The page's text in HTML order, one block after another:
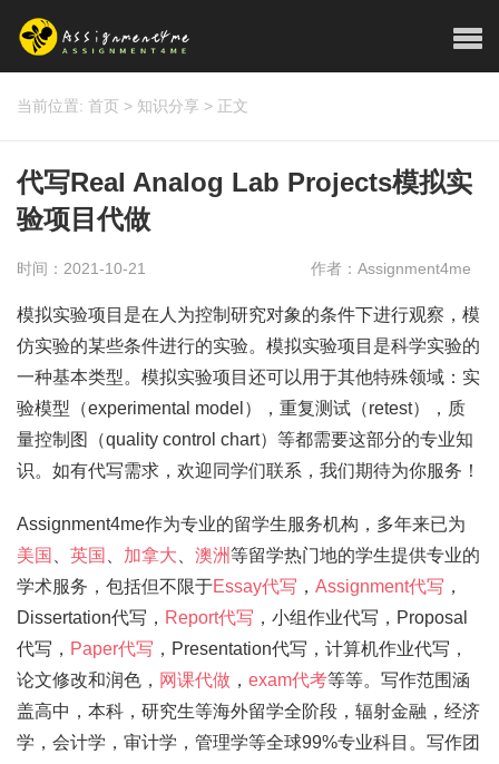
当前位置: 首页 > 知识分享 > 正文
代写Real Analog Lab Projects模拟实
验项目代做
时间：2021-10-21 作者：Assignment4me
模拟实验项目是在人为控制研究对象的条件下进行观察，模
仿实验的某些条件进行的实验。模拟实验项目是科学实验的
一种基本类型。模拟实验项目还可以用于其他特殊领域：实
验模型（experimental model），重复测试（retest），质
量控制图（quality control chart）等都需要这部分的专业知
识。如有代写需求，欢迎同学们联系，我们期待为你服务！
Assignment4me作为专业的留学生服务机构，多年来已为
美国
英国 加拿大 澳洲等留学热门地的学生提供专业的
学术服务，包括但不限于Essay代写 ， Assignment代写 ，
Dissertation代写， Report代写 ，小组作业代写，Proposal
代写， Paper代写 ，Presentation代写，计算机作业代写，
论文修改和润色， 网课代做 ， exam代考等等。写作范围涵
盖高中，本科，研究生等海外留学全阶段，辐射金融，经济
学，会计学，审计学，管理学等全球99%专业科目。写作团